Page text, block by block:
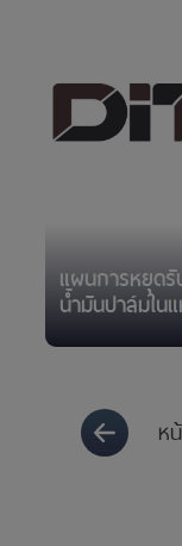
แผนการหยุด
น้ำมันปาล์มใน
ห